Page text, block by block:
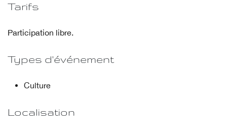
Tarifs
Participation libre.
Types d'événement
Culture
Localisation